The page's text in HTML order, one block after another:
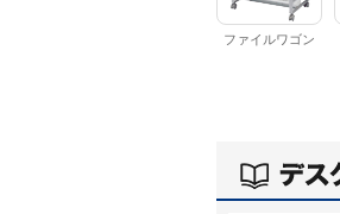
ファイルワゴン